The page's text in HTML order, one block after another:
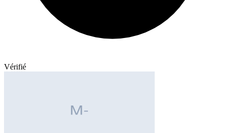
Vérifié